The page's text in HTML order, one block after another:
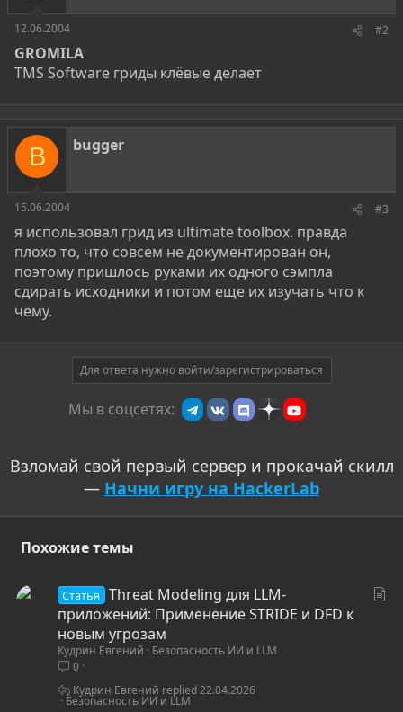
12.06.2004 #2
GROMILA
TMS Software гриды клёвые делает
B bugger
15.06.2004 #3
я использовал грид из ultimate toolbox. правда
плохо то, что совсем не документирован он,
поэтому пришлось руками их одного сэмпла
сдирать исходники и потом еще их изучать что к
чему.
Для ответа нужно войти/зарегистрироваться
Мы в соцсетях:
Взломай свой первый сервер и прокачай скилл
— Начни игру на HackerLab
Похожие темы
Статья
Threat Modeling для LLM-
приложений: Применение STRIDE и DFD к
новым угрозам
Кудрин Евгений
Безопасность ИИ и LLM
0
Безопасность ИИ и LLM
22.04.2026
Кудрин Евгений